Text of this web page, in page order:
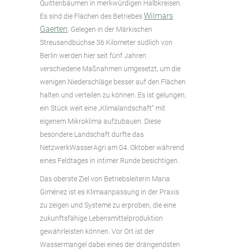
Quittenbäumen in merkwürdigen Halbkreisen.
Es sind die Flächen des BetriebesWilmars
Gaerten . Gelegen in der Märkischen
Streusandbüchse 36 Kilometer südlich von
Berlin werden hier seit fünf Jahren
verschiedene Maßnahmen umgesetzt, um die
wenigen Niederschläge besser auf den Flächen
halten und verteilen zu können. Es ist gelungen,
ein Stück weit eine „Klimalandschaft“ mit
eigenem Mikroklima aufzubauen. Diese
besondere Landschaft durfte das
NetzwerkWasserAgri am 04. Oktober während
eines Feldtages in intimer Runde besichtigen.
Das oberste Ziel von Betriebsleiterin Maria
Giménez ist es Klimaanpassung in der Praxis
zu zeigen und Systeme zu erproben, die eine
zukunftsfähige Lebensmittelproduktion
gewährleisten können. Vor Ort ist der
Wassermangel dabei eines der drängendsten